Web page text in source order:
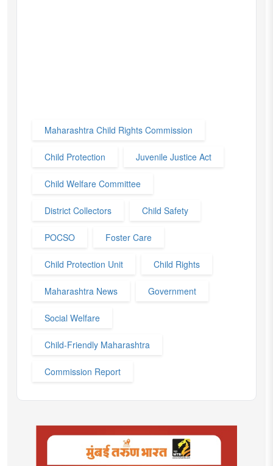
Maharashtra Child Rights Commission
Child Protection Juvenile Justice Act
Child Welfare Committee
District Collectors Child Safety
POCSO Foster Care
Child Protection Unit Child Rights
Maharashtra News Government
Social Welfare
Child-Friendly Maharashtra
Commission Report